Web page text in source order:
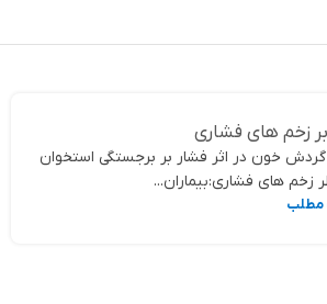
زخم های فشاری
گردش خون در اثر فشار بر برجستگی استخوان
زخم های فشاری:بیماران...
مطلب